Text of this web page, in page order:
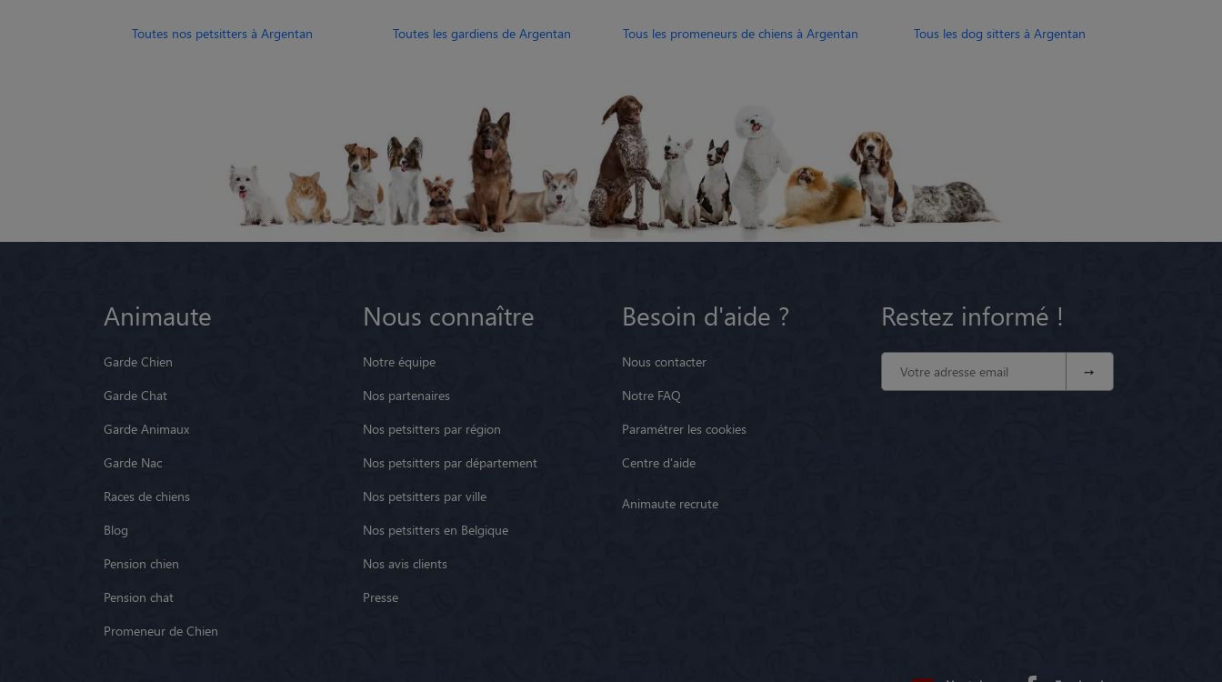
Toutes nos petsitters à Argentan Toutes les gardiens de Argentan Tous les promeneurs de chiens à Argentan Tous les dog sitters à Argentan
Animaute
Garde Chien
Garde Chat
Garde Animaux
Garde Nac
Races de chiens
Blog
Pension chien
Pension chat
Promeneur de Chien
Nous connaître
Notre équipe
Nos partenaires
Nos petsitters par région
Nos petsitters par département
Nos petsitters par ville
Nos petsitters en Belgique
Nos avis clients
Presse
Besoin d'aide ?
Nous contacter
Notre FAQ
Paramétrer les cookies
Centre d'aide
Animaute recrute
Restez informé !